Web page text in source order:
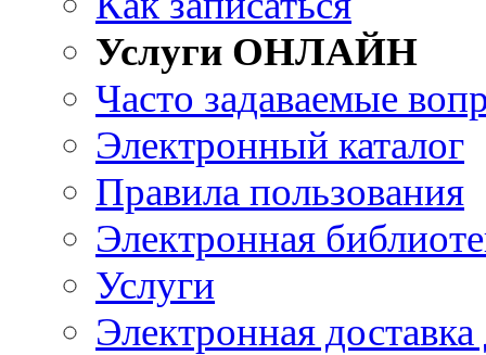
Услуги ОНЛАЙН
Часто задаваемые
Электронный каталог
Правила пользования
Электронная
Услуги
Электронная